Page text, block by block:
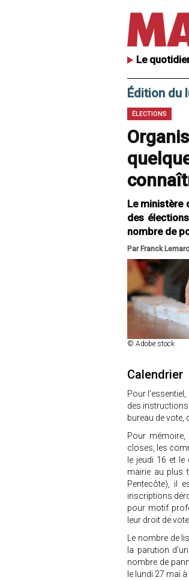
Le
Édition du
ÉLECTIONS
Le ministère
des
nombre de
Par Franck Lemarc
© Adobe stock
Calendrier
Pour
des
bureau de vote,
Pour mémoire,
closes, les
le jeudi 16 et
mairie au plus
Pentecôte), il
inscriptions
pour motif
leur droit de
Le nombre de
la parution
nombre de
le lundi 27 mai